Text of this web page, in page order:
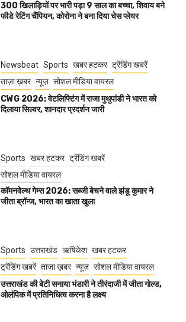
300 खिलाड़ियों पर भारी पड़ा 9 साल का बच्चा, शिवाय बने
फीडे रेटिंग चैंपियन, कोरोना ने बना दिया चेस प्लेयर
Newsbeat Sports खबर हटकर ट्रेंडिंग खबरें
ताज़ा ख़बर न्यूज़ सोशल मीडिया वायरल
CWG 2026: वेटलिफ्टिंग में राजा मुथुपांडी ने भारत को
दिलाया सिल्वर, शानदार प्रदर्शन जारी
Sports खबर हटकर ट्रेंडिंग खबरें
सोशल मीडिया वायरल
कॉमनवेल्थ गेम्स 2026: सब्जी बेचने वाले झंडू कुमार ने
जीता ब्रॉन्ज, भारत का खाता खुला
Sports उत्तराखंड ऋषिकेश खबर हटकर
ट्रेंडिंग खबरें ताज़ा ख़बर न्यूज़ सोशल मीडिया वायरल
उत्तराखंड की बेटी सनाया भंडारी ने तीरंदाजी में जीता गोल्ड,
ओलंपिक में प्रतिनिधित्व करना है लक्ष्य